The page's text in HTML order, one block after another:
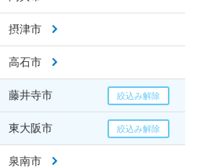
摂津市
高石市
藤井寺市
東大阪市
泉南市